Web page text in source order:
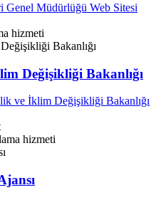
Genel Müdürlüğü Web Sitesi
hizmeti
Değişikliği Bakanlığı
ve İklim Değişikliği Bakanlığı
hizmeti